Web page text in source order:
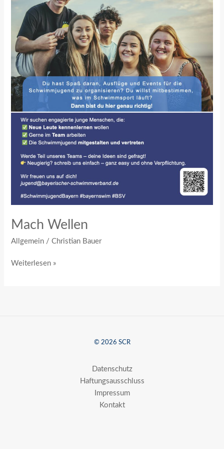
Mach Wellen
Allgemein /Christian Bauer
Weiterlesen »
© 2026 SCR
Datenschutz
Haftungsausschluss
Impressum
Kontakt